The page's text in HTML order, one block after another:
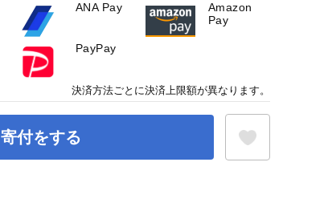
寄付をする
ANA Pay
Amazon
Pay
PayPay
決済方法ごとに決済上限額が異なります。